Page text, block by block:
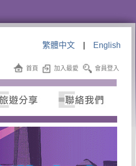
繁體中文| English
首頁 加入最愛 會員登入